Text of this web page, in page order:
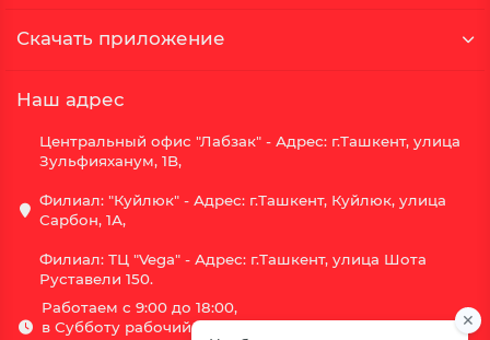
Скачать приложение
Наш адрес
Центральный офис "Лабзак" - Адрес: г.Ташкент, улица
Зульфияханум, 1B,
Филиал: "Куйлюк" - Адрес: г.Ташкент, Куйлюк, улица
Сарбон, 1А,
Филиал: ТЦ "Vega" - Адрес: г.Ташкент, улица Шота
Руставели 150.
Работаем с 9:00 до 18:00,
в Субботу рабочий день с 9:00 до 16:00,